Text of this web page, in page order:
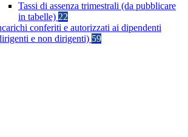
Tassi di assenza trimestrali (da pubblicare
in tabelle) 22
conferiti e autorizzati ai dipendenti
e non dirigenti) 59